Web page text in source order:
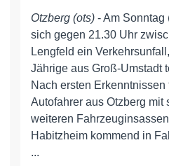
Otzberg (ots) - Am Sonntag
sich gegen 21.30 Uhr
Lengfeld ein
Jährige aus Groß-Umstadt
Nach ersten
Autofahrer aus Otzberg mit
weiteren
Habitzheim kommend in
...